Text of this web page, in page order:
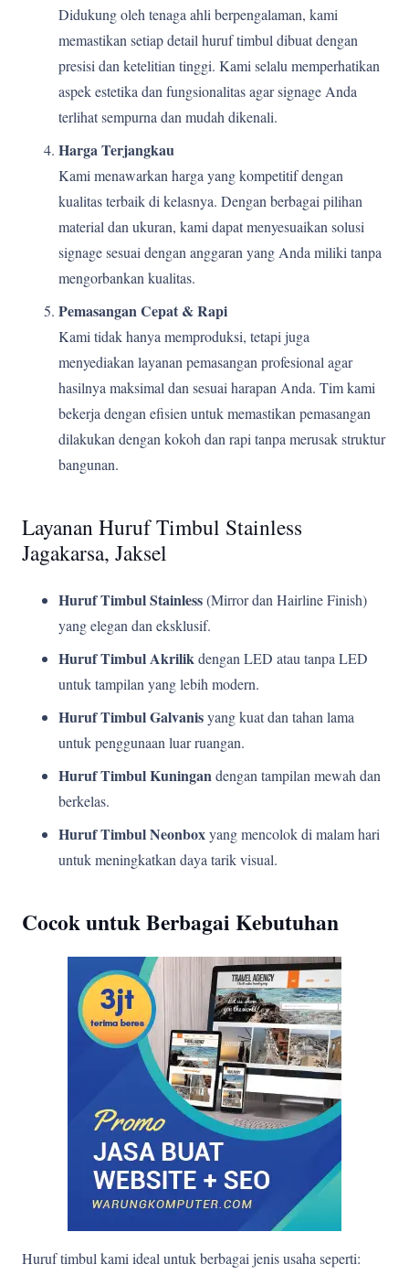
Didukung oleh tenaga ahli berpengalaman, kami
memastikan setiap detail huruf timbul dibuat dengan
presisi dan ketelitian tinggi. Kami selalu memperhatikan
aspek estetika dan fungsionalitas agar signage Anda
terlihat sempurna dan mudah dikenali.
Harga Terjangkau
Kami menawarkan harga yang kompetitif dengan
kualitas terbaik di kelasnya. Dengan berbagai pilihan
material dan ukuran, kami dapat menyesuaikan solusi
signage sesuai dengan anggaran yang Anda miliki tanpa
mengorbankan kualitas.
Pemasangan Cepat & Rapi
Kami tidak hanya memproduksi, tetapi juga
menyediakan layanan pemasangan profesional agar
hasilnya maksimal dan sesuai harapan Anda. Tim kami
bekerja dengan efisien untuk memastikan pemasangan
dilakukan dengan kokoh dan rapi tanpa merusak struktur
bangunan.
Layanan Huruf Timbul Stainless
Jagakarsa, Jaksel
Huruf Timbul Stainless(Mirror dan Hairline Finish)
yang elegan dan eksklusif.
Huruf Timbul Akrilikdengan LED atau tanpa LED
untuk tampilan yang lebih modern.
Huruf Timbul Galvanisyang kuat dan tahan lama
untuk penggunaan luar ruangan.
Huruf Timbul Kuningandengan tampilan mewah dan
berkelas.
Huruf Timbul Neonboxyang mencolok di malam hari
untuk meningkatkan daya tarik visual.
Cocok untuk Berbagai Kebutuhan
Huruf timbul kami ideal untuk berbagai jenis usaha seperti: